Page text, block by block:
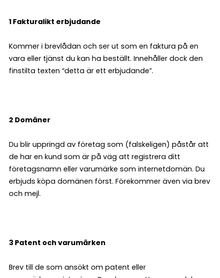
1 Fakturalikt erbjudande
Kommer i brevlådan och ser ut som en faktura på en
vara eller tjänst du kan ha beställt. Innehåller dock den
finstilta texten “detta är ett erbjudande”.
2 Domäner
Du blir uppringd av företag som (falskeligen) påstår att
de har en kund som är på väg att registrera ditt
företagsnamn eller varumärke som internetdomän. Du
erbjuds köpa domänen först. Förekommer även via brev
och mejl.
3 Patent och varumärken
Brev till de som ansökt om patent eller